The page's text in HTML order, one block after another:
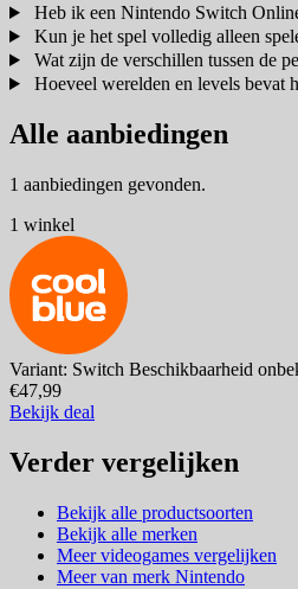
Heb ik een Nintendo Switch
Kun je het spel volledig alleen
Wat zijn de verschillen tussen de
Hoeveel werelden en levels bevat
Alle aanbiedingen
1 aanbiedingen gevonden.
1 winkel
Variant: Switch Beschikbaarheid
€47,99
Bekijk deal
Verder vergelijken
Bekijk alle productsoorten
Bekijk alle merken
Meer videogames vergelijken
Meer van merk Nintendo